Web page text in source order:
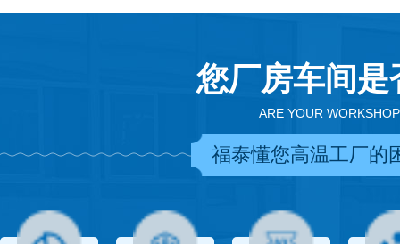
您厂房车间
ARE YOUR
福泰懂您高温工厂的